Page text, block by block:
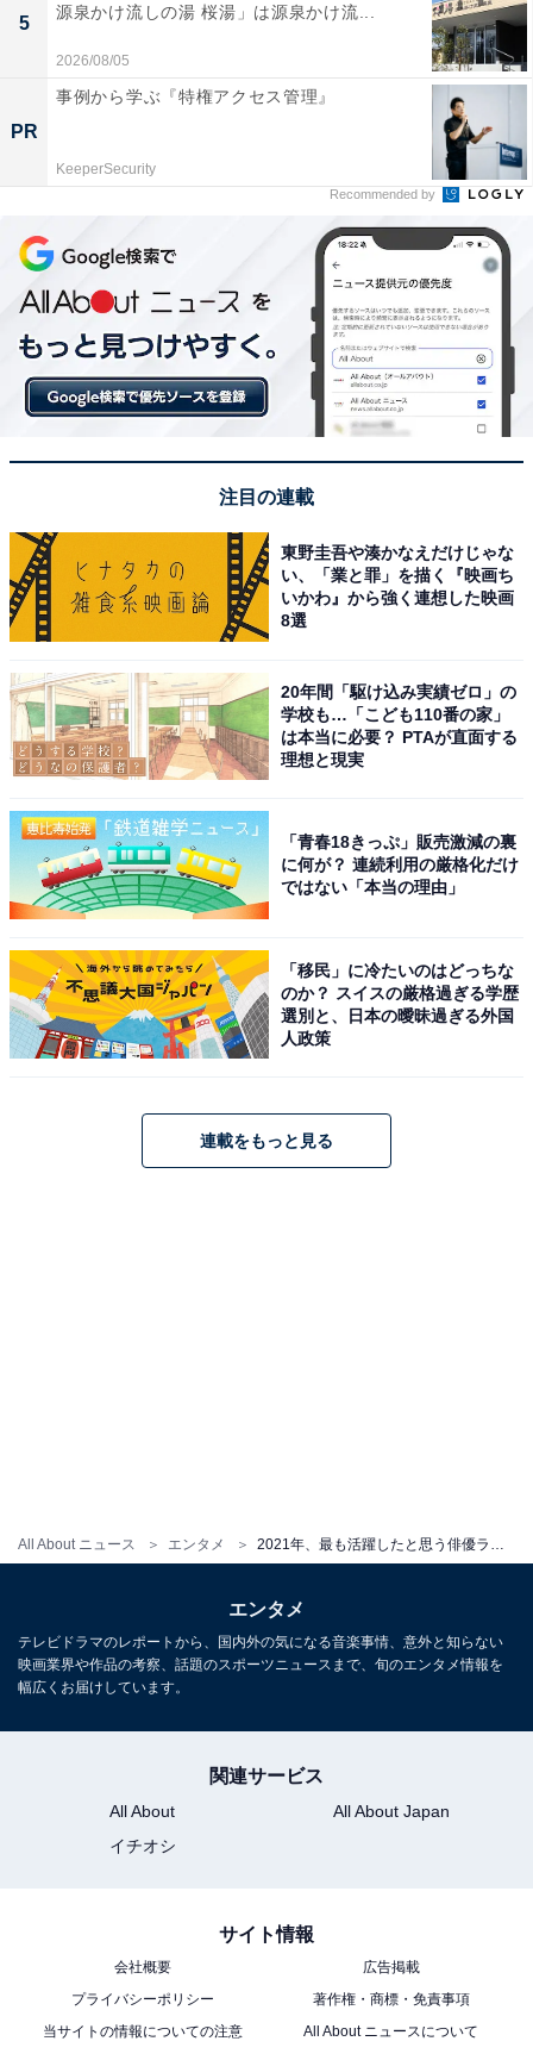
All About ニュース エンタメ 2021年、最も活躍したと思う俳優ランキング！ 2位は「北村匠海」、1位は？
5
源泉かけ流しの湯 桜湯」は源泉かけ流...
2026/08/05
PR
事例から学ぶ『特権アクセス管理』
KeeperSecurity
Recommended by
注目の連載
東野圭吾や湊かなえだけじゃな
い、「業と罪」を描く『映画ち
いかわ』から強く連想した映画
8選
20年間「駆け込み実績ゼロ」の
学校も…「こども110番の家」
は本当に必要？ PTAが直面する
理想と現実
「青春18きっぷ」販売激減の裏
に何が？ 連続利用の厳格化だけ
ではない「本当の理由」
「移民」に冷たいのはどっちな
のか？ スイスの厳格過ぎる学歴
選別と、日本の曖昧過ぎる外国
人政策
連載をもっと見る
エンタメ
テレビドラマのレポートから、国内外の気になる音楽事情、意外と知らない
映画業界や作品の考察、話題のスポーツニュースまで、旬のエンタメ情報を
幅広くお届けしています。
関連サービス
All About
All About Japan
イチオシ
サイト情報
会社概要
広告掲載
プライバシーポリシー
著作権・商標・免責事項
当サイトの情報についての注意
All About ニュースについて